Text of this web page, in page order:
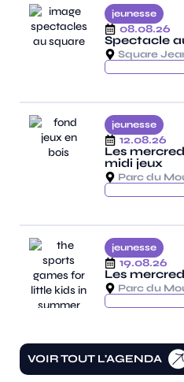
jeunesse
08.08.26
Spectacle
Square
jeunesse
12.08.26
Les
midi jeux
Parc du
jeunesse
19.08.26
Les
Parc du
VOIR TOUT L'AGENDA